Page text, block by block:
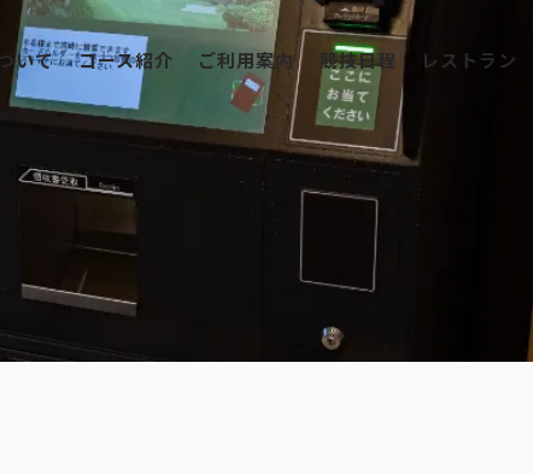
いて コース紹介 ご利用案内 競技日程 レストラン
ラブについて
介